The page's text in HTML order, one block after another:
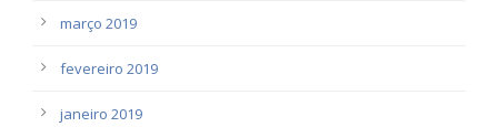
março 2019
fevereiro 2019
janeiro 2019